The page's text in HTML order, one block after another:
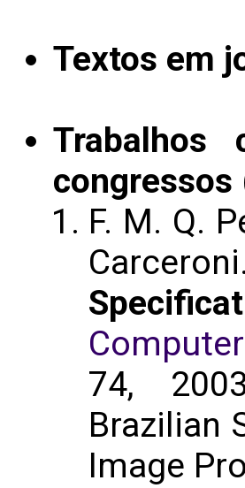
Textos em
Trabalhos
congressos
F. M. Q.
74,
Brazilian
Image